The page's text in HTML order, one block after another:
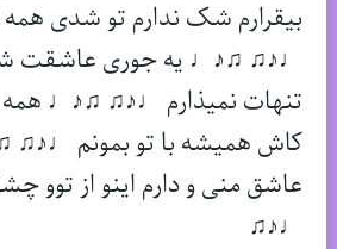
بیقرارم شک ندارم تو شدی همه
♩♪♫ ♫♪♩ یه جوری عاشقت
تنهات نمیذارم ♩♪♫ ♫♪♩ همه
کاش همیشه با تو بمونم ♩♪♫
عاشق منی و دارم اینو از توو
♩♪♫